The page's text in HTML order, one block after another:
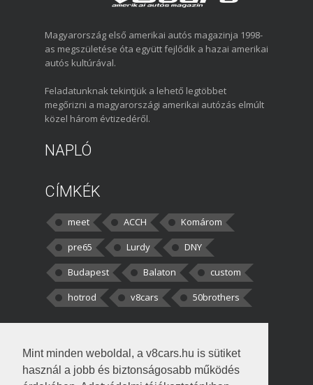
Mint minden weboldal, a v8cars.hu is sütiket
használ a jobb és biztonságosabb működés
Magyarország első amerikai autós magazinja 1998-
as megszületése óta együtt fejlődik a hazai amerikai
autós kultúrával.
Feladatunknak tekintjük a lehető legtöbbet
megőrizni a magyarországi amerikai autózás elmúlt
közel három évtizedéről.
NAPLÓ
CÍMKÉK
meet ACCH
Komárom
pre65
Lurdy
DNY
Budapest
Balaton
custom
hotrod
v8cars 50brothers
kortisz:Elszúrtam! Én csak két
darabbaal számoltam. Nem tudtam, hogy fél autót,